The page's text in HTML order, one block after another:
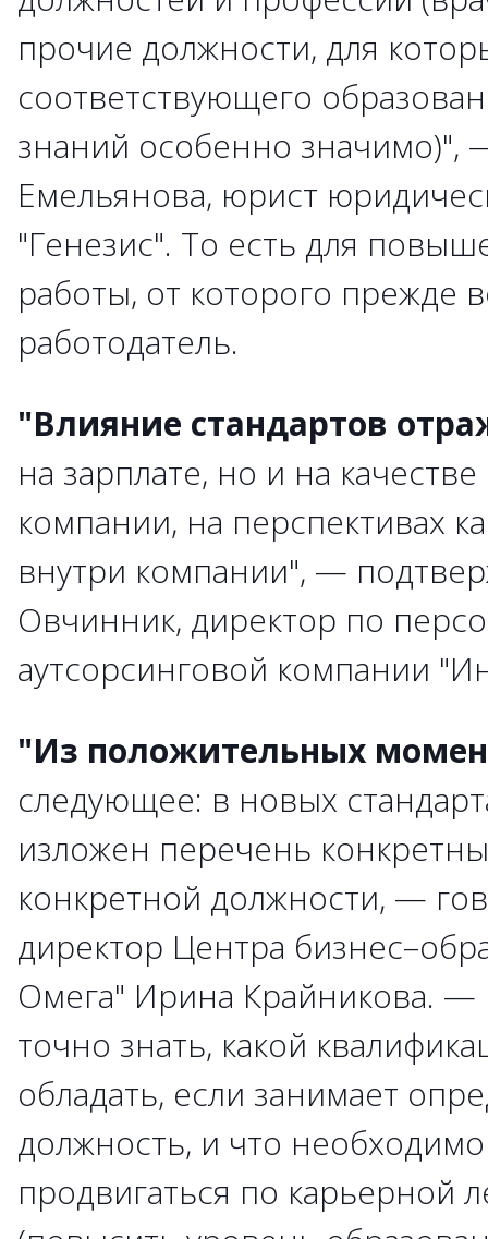
прочие должности, для
соответствующего
знаний особенно значимо)",
Емельянова, юрист
"Генезис". То есть для
работы, от которого прежде
работодатель.
"Влияние стандартов
на зарплате, но и на
компании, на перспективах
внутри компании", —
Овчинник, директор по
аутсорсинговой компании
"Из положительных
следующее: в новых
изложен перечень
конкретной должности, —
директор Центра
Омега" Ирина Крайникова. —
точно знать, какой
обладать, если занимает
должность, и что
продвигаться по карьерной